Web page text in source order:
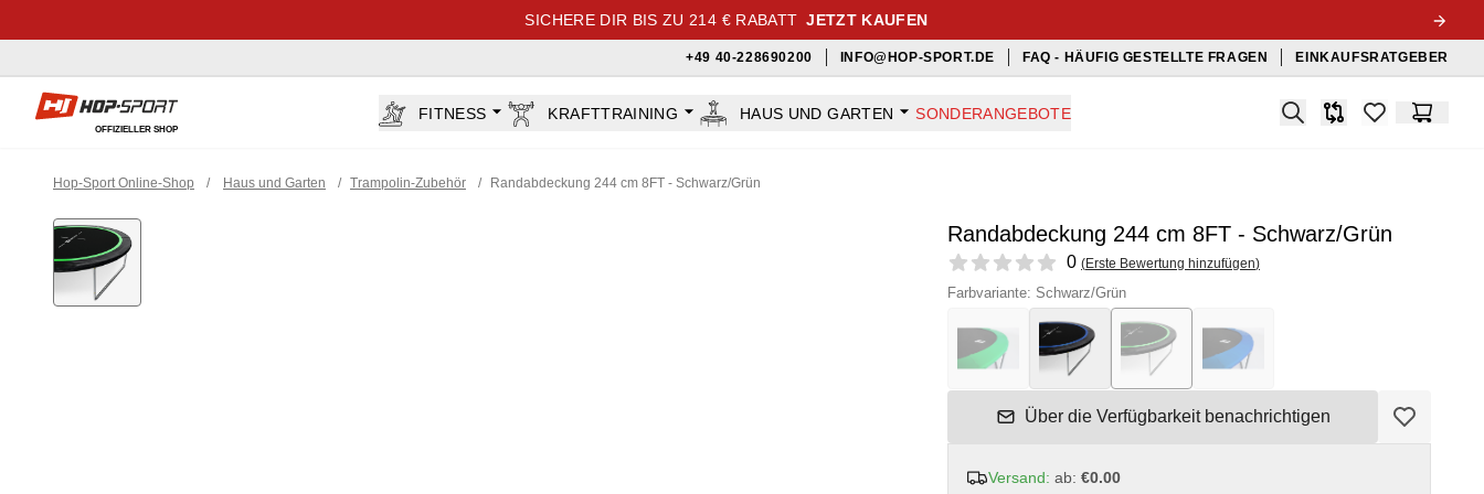
SICHERE DIR BIS ZU 214 € RABATT JETZT KAUFEN
+49 40-228690200 INFO@HOP-SPORT.DE FAQ - HÄUFIG GESTELLTE FRAGEN EINKAUFSRATGEBER
Hop-sport.at
OFFIZIELLER SHOP
FITNESS KRAFTTRAINING HAUS UND GARTEN SONDERANGEBOTE Search
Produkt-items in
Hop-Sport Online-Shop / Haus und Garten / Trampolin-Zubehör / Randabdeckung 244 cm 8FT - Schwarz/Grün
Randabdeckung 244 cm 8FT - Schwarz/Grün
Reviews 0 (Erste Bewertung hinzufügen)
Farbvariante: Schwarz/Grün
Über die Verfügbarkeit benachrichtigen
Versand: ab: €0.00